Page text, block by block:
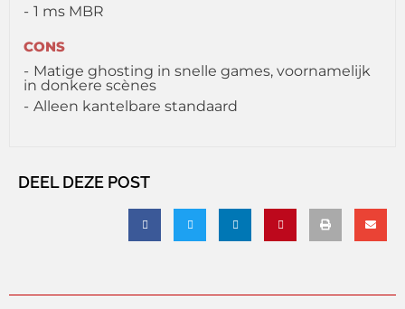
1 ms MBR
CONS
Matige ghosting in snelle games, voornamelijk
in donkere scènes
Alleen kantelbare standaard
DEEL DEZE POST